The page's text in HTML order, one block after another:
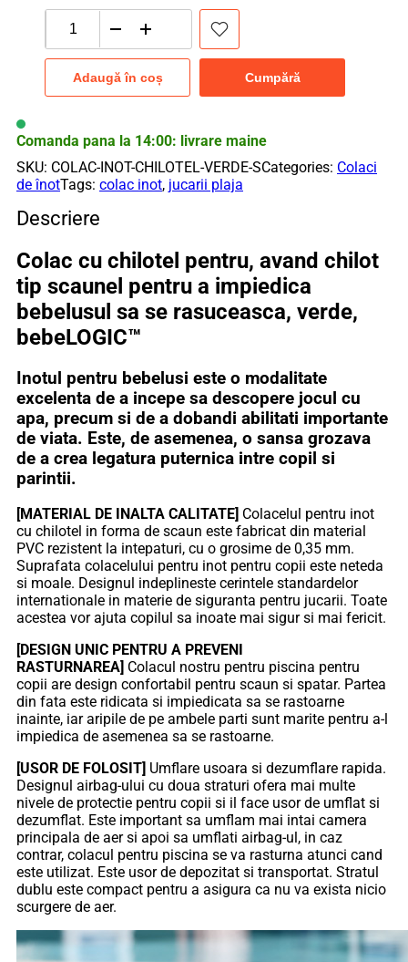
Cantitate
Colac
tip
scaunel,
impiedica
bebelusul
se
verde,
bebeLOGIC™
Adaugă în coș Cumpără
Comanda pana la 14:00: livrare maine
SKU: COLAC-INOT-CHILOTEL-VERDE-SCategories: Colaci
de înotTags: colac inot, jucarii plaja
Descriere
Colac cu chilotel pentru, avand chilot
tip scaunel pentru a impiedica
bebelusul sa se rasuceasca, verde,
bebeLOGIC™
Inotul pentru bebelusi este o modalitate
excelenta de a incepe sa descopere jocul cu
apa, precum si de a dobandi abilitati importante
de viata. Este, de asemenea, o sansa grozava
de a crea legatura puternica intre copil si
parintii.
[MATERIAL DE INALTA CALITATE] Colacelul pentru inot
cu chilotel in forma de scaun este fabricat din material
PVC rezistent la intepaturi, cu o grosime de 0,35 mm.
Suprafata colacelului pentru inot pentru copii este neteda
si moale. Designul indeplineste cerintele standardelor
internationale in materie de siguranta pentru jucarii. Toate
acestea vor ajuta copilul sa inoate mai sigur si mai fericit.
[DESIGN UNIC PENTRU A PREVENI
RASTURNAREA] Colacul nostru pentru piscina pentru
copii are design confortabil pentru scaun si spatar. Partea
din fata este ridicata si impiedicata sa se rastoarne
inainte, iar aripile de pe ambele parti sunt marite pentru a-l
impiedica de asemenea sa se rastoarne.
[USOR DE FOLOSIT] Umflare usoara si dezumflare rapida.
Designul airbag-ului cu doua straturi ofera mai multe
nivele de protectie pentru copii si il face usor de umflat si
dezumflat. Este important sa umflam mai intai camera
principala de aer si apoi sa umflati airbag-ul, in caz
contrar, colacul pentru piscina se va rasturna atunci cand
este utilizat. Este usor de depozitat si transportat. Stratul
dublu este compact pentru a asigura ca nu va exista nicio
scurgere de aer.